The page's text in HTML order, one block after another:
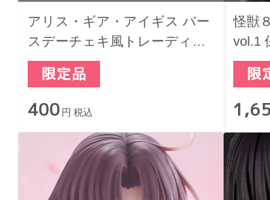
アリス・ギア・アイギス バー
スデーチェキ風トレーディン
グカード 6月ver.（全12種）
400 円 税込
怪獣
vol.1